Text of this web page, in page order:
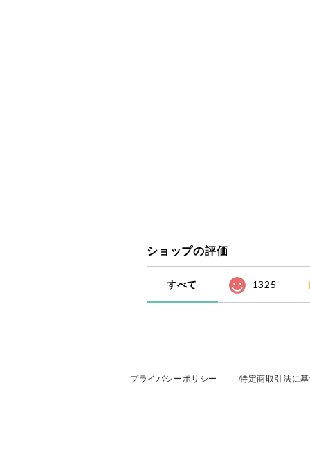
ショップの評価
すべて 1325
プライバシーポリシー 特定商取引法に